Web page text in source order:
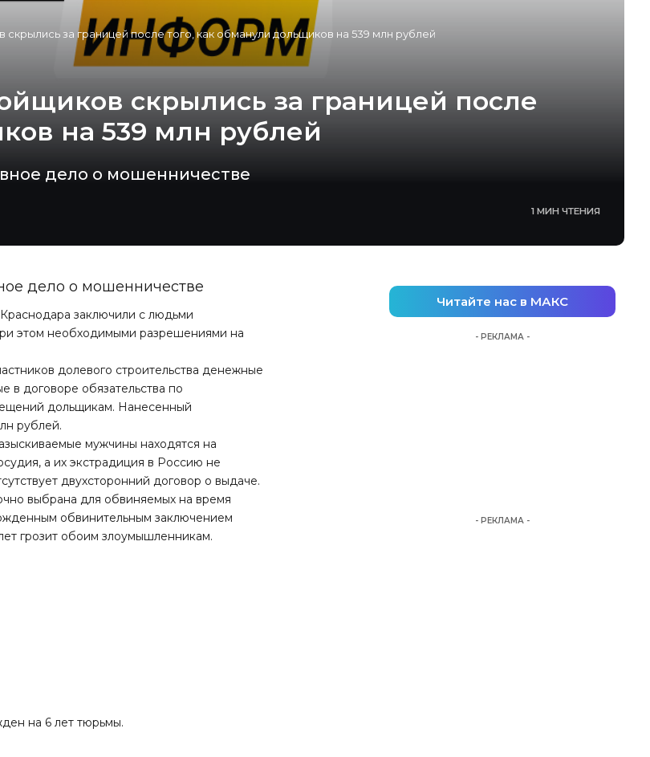
за границей после того, как обманули дольщиков на 539 млн рублей
скрылись за границей после
на 539 млн рублей
дело о мошенничестве
1 МИН ЧТЕНИЯ
дело о мошенничестве
Краснодара заключили с людьми
этом необходимыми разрешениями на
долевого строительства денежные
в договоре обязательства по
дольщикам. Нанесенный
рублей.
мужчины находятся на
а их экстрадиция в Россию не
двухсторонний договор о выдаче.
выбрана для обвиняемых на время
обвинительным заключением
грозит обоим злоумышленникам.
на 6 лет тюрьмы.
Читайте нас в МАКС
- РЕКЛАМА -
- РЕКЛАМА -